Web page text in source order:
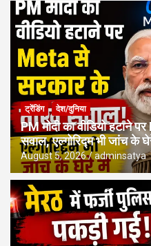
ट्रेंडिंग देश/दुनिया
PM मोदी का वीडियो हटाने
सवाल, एल्गोरिद्म भी जांच के
August 5, 2026 adminsatya